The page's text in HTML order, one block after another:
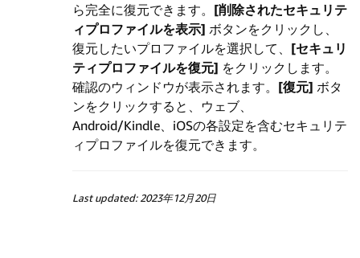
ら完全に復元できます。 [削除されたセキュリテ
ィプロファイルを表示] ボタンをクリックし、
復元したいプロファイルを選択して、 [セキュリ
ティプロファイルを復元] をクリックします。
確認のウィンドウが表示されます。 [復元] ボタ
ンをクリックすると、ウェブ、
Android/Kindle、iOSの各設定を含むセキュリテ
ィプロファイルを復元できます。
Last updated: 2023年12月20日